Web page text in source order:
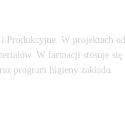
W projektach
W farmacji stosuje
program higieny zakładu.